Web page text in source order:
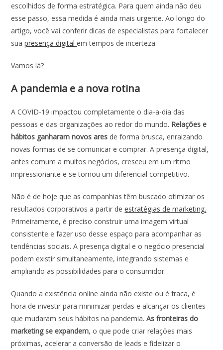
escolhidos de forma estratégica. Para quem ainda não deu
esse passo, essa medida é ainda mais urgente. Ao longo do
artigo, você vai conferir dicas de especialistas para fortalecer
suapresença digital em tempos de incerteza.
Vamos lá?
A pandemia e a nova rotina
A COVID-19 impactou completamente o dia-a-dia das
pessoas e das organizações ao redor do mundo. Relações e
hábitos ganharam novos ares de forma brusca, enraizando
novas formas de se comunicar e comprar. Apresença digital,
antes comum a muitos negócios, cresceu em um ritmo
impressionante e se tornou um diferencial competitivo.
Não é de hoje que as companhias têm buscado otimizar os
resultados corporativos a partir deestratégias de marketing.
Primeiramente, é preciso construir uma imagem virtual
consistente e fazer uso desse espaço para acompanhar as
tendências sociais. Apresença digital e o negócio presencial
podem existir simultaneamente, integrando sistemas e
ampliando as possibilidades para o consumidor.
Quando a existência online ainda não existe ou é fraca, é
hora de investir para minimizar perdas e alcançar os clientes
que mudaram seus hábitos napandemia.As fronteiras do
marketing se expandem, o que pode criar relações mais
próximas, acelerar a conversão de leads e fidelizar o